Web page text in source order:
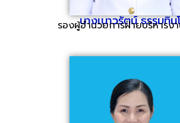
นางเนาวรัตน์ ธรรมทิน
รองผู้อำนวยการฝ่ายบริหารง